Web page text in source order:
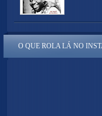
O QUE ROLA LÁ NO